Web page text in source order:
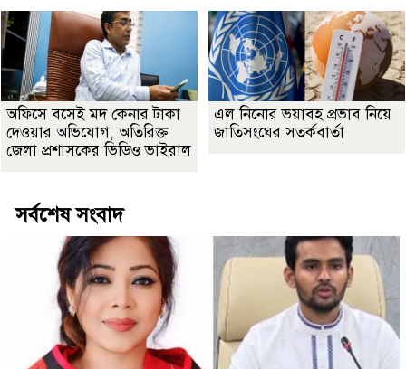
অফিসে বসেই মদ কেনার টাকা
দেওয়ার অভিযোগ, অতিরিক্ত
জেলা প্রশাসকের ভিডিও ভাইরাল
এল নিনোর ভয়াবহ প্রভাব নিয়ে
জাতিসংঘের সতর্কবার্তা
সর্বশেষ সংবাদ